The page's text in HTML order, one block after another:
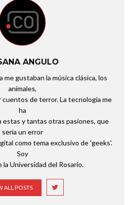
ANGULO
gustaban la música clásica, los
animales,
de terror. La tecnología me
ha
estas y tantas otras pasiones, que
sería un error
como tema exclusivo de 'geeks'.
Soy
Universidad del Rosario.
ALL POSTS